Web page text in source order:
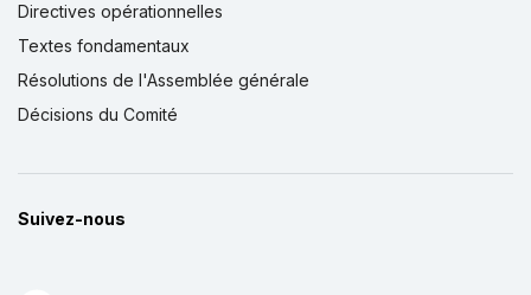
Directives opérationnelles
Textes fondamentaux
Résolutions de l'Assemblée générale
Décisions du Comité
Suivez-nous